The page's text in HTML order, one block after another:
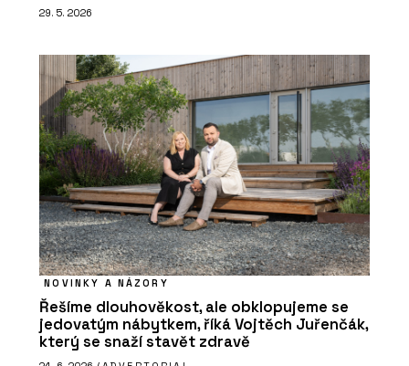
29. 5. 2026
NOVINKY A NÁZORY
Řešíme dlouhověkost, ale obklopujeme se
jedovatým nábytkem, říká Vojtěch Juřenčák,
který se snaží stavět zdravě